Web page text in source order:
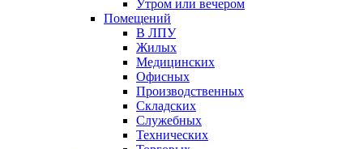
Утром или вечером
Помещений
В ЛПУ
Жилых
Медицинских
Офисных
Производственных
Складских
Служебных
Технических